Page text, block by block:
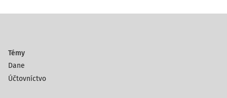
Témy
Dane
Účtovníctvo